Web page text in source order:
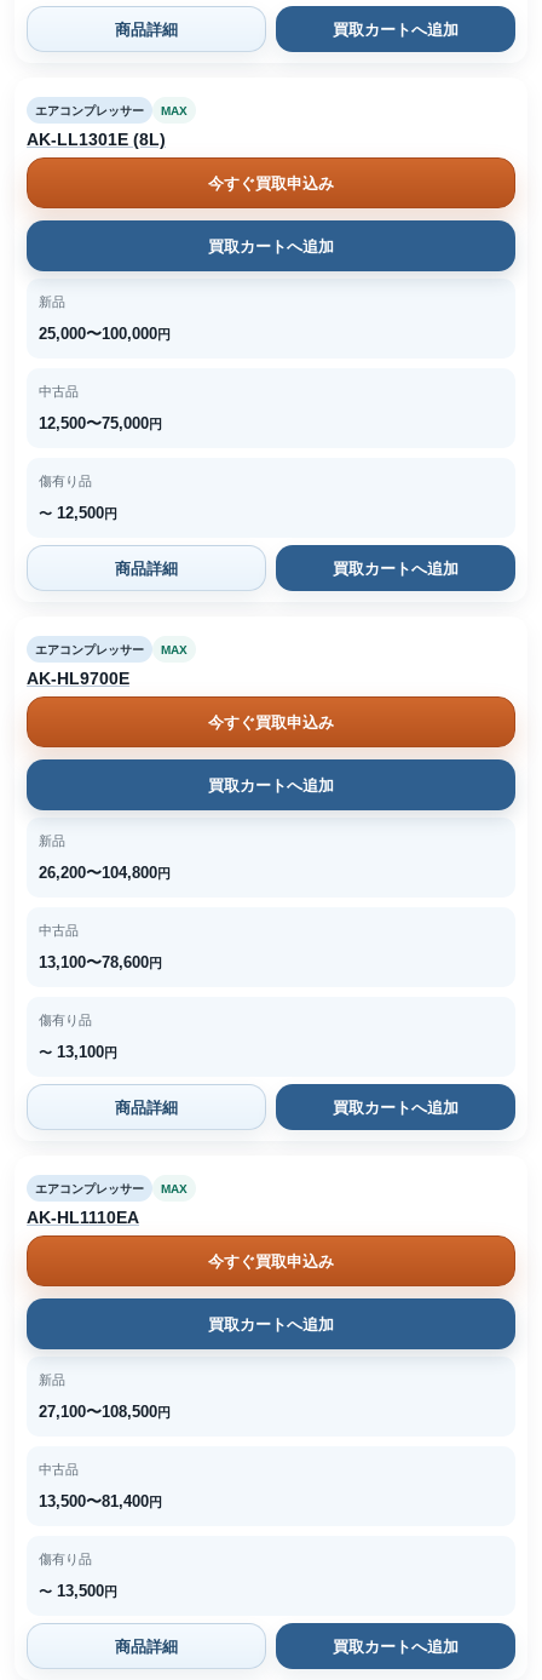
商品詳細 買取カートへ追加
エアコンプレッサー MAX
AK-LL1301E (8L)
今すぐ買取申込み
買取カートへ追加
新品
25,000〜100,000円
中古品
12,500〜75,000円
傷有り品
〜 12,500円
商品詳細 買取カートへ追加
エアコンプレッサー MAX
AK-HL9700E
今すぐ買取申込み
買取カートへ追加
新品
26,200〜104,800円
中古品
13,100〜78,600円
傷有り品
〜 13,100円
商品詳細 買取カートへ追加
エアコンプレッサー MAX
AK-HL1110EA
今すぐ買取申込み
買取カートへ追加
新品
27,100〜108,500円
中古品
13,500〜81,400円
傷有り品
〜 13,500円
商品詳細 買取カートへ追加